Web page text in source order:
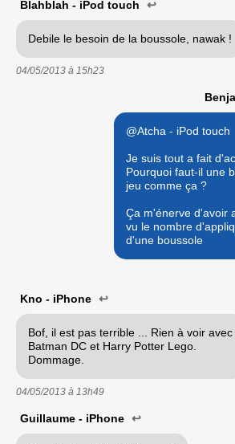
Blahblah - iPod touch ↩
Debile le besoin de la boussole, nawak !
04/05/2013 à 15h23
@Atcha - iPod touch
Je suis tout a fait
Pourquoi faut-il une
jeu comme ça ?
Ça m'énerve d'avoir
vu le nombre
d'une boussole
Kno - iPhone ↩
Bof, il est pas terrible ... Rien à voir avec
Batman DC et Harry Potter Lego.
Dommage.
04/05/2013 à 13h49
Guillaume - iPhone ↩